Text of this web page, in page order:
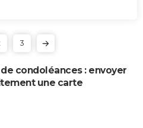
3
condoléances : envoyer
une carte